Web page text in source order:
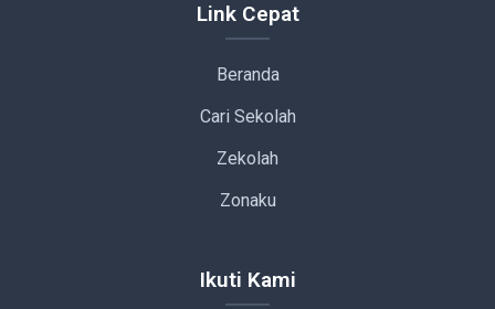
Link Cepat
Beranda
Cari Sekolah
Zekolah
Zonaku
Ikuti Kami